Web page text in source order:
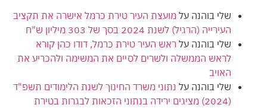
שלי בוהנה על מועצת העיר טירת כרמל אישרה את תקציב
העירייה (הרגיל) לשנת 2024 בסך של 303 מיליון ש"ח
שלי בוהנה על ראש העיר טירת כרמל, דודו כהן קורא
לראש הממשלה ולשרים לסיים את המשימה ולהכריע את
האויב
שלי בוהנה על נתוני משרד החינוך לשנת הלימודים תשפ"ד
(2024) מציגים ירידה בנתוני הזכאות לבגרות בטירת